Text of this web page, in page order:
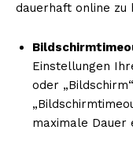
dauerhaft online zu
Einstellungen
oder
maximale Dauer